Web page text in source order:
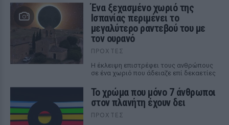
Ένα ξεχασμένο χωριό της
Ισπανίας περιμένει το
μεγαλύτερο ραντεβού του με
τον ουρανό
ΠΡΟΧΤΈΣ
Η έκλειψη επιστρέφει τους ανθρώπους
σε ένα χωριό που άδειαζε επί δεκαετίες
Το χρώμα που μόνο 7 άνθρωποι
στον πλανήτη έχουν δει
ΠΡΟΧΤΈΣ